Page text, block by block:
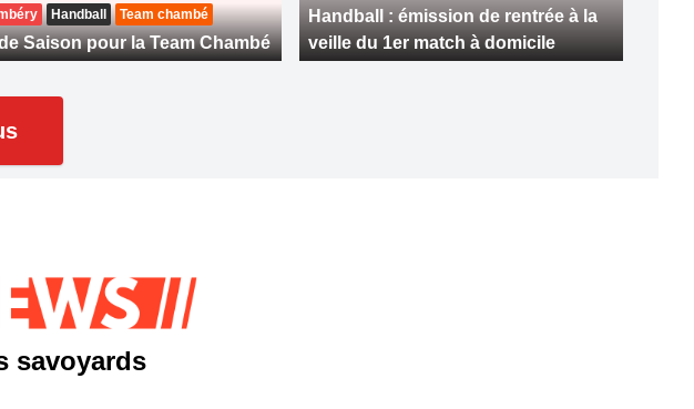
Handball Team chambé
Saison pour la Team Chambé
Handball : émission de rentrée à la
veille du 1er match à domicile
savoyards